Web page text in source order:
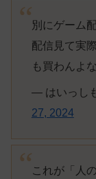
別にゲーム
配信見て実
も買わんよな
— はいっし
27, 2024
これが「人